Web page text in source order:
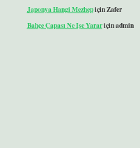
Japonya Hangi MezhepiçinZafer
Bahçe Çapası Ne Işe Yarariçinadmin